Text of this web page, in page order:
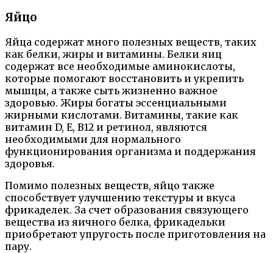
Яйцо
Яйца содержат много полезных веществ, таких
как белки, жиры и витамины. Белки яиц
содержат все необходимые аминокислоты,
которые помогают восстановить и укрепить
мышцы, а также сыть жизненно важное
здоровью. Жиры богаты эссенциальными
жирными кислотами. Витамины, такие как
витамин D, E, B12 и ретинол, являются
необходимыми для нормального
функционирования организма и поддержания
здоровья.
Помимо полезных веществ, яйцо также
способствует улучшению текстуры и вкуса
фрикаделек. За счет образования связующего
вещества из яичного белка, фрикадельки
приобретают упругость после приготовления на
пару.